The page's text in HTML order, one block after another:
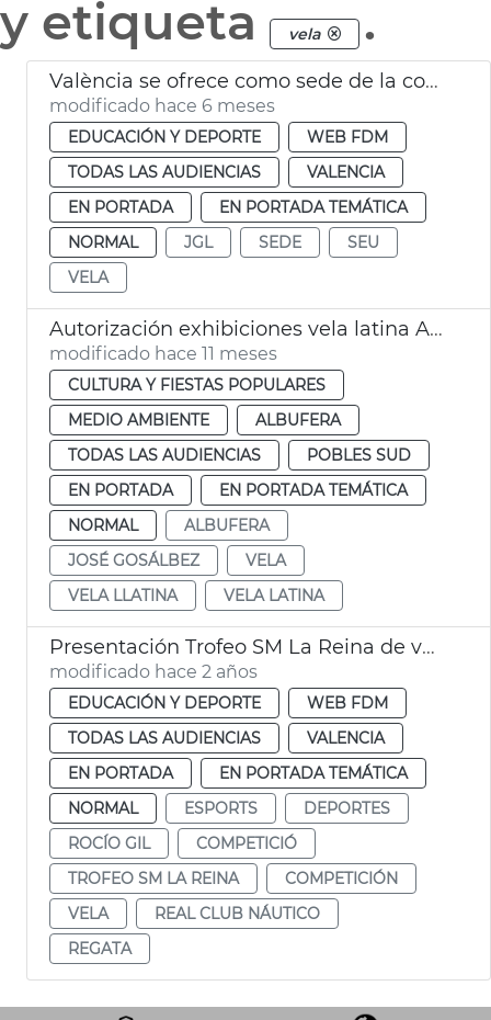
y etiqueta vela .
València se ofrece como sede de la competición internacional de vela SailGP
modificado hace 6 meses
EDUCACIÓN Y DEPORTE
WEB FDM
TODAS LAS AUDIENCIAS
VALENCIA
EN PORTADA
EN PORTADA TEMÁTICA
NORMAL
JGL SEDE
SEU
VELA
Autorización exhibiciones vela latina Albufera València
modificado hace 11 meses
CULTURA Y FIESTAS POPULARES
MEDIO AMBIENTE
ALBUFERA
TODAS LAS AUDIENCIAS
POBLES SUD
EN PORTADA
EN PORTADA TEMÁTICA
NORMAL
ALBUFERA
JOSÉ GOSÁLBEZ
VELA
VELA LLATINA
VELA LATINA
Presentación Trofeo SM La Reina de vela
modificado hace 2 años
EDUCACIÓN Y DEPORTE
WEB FDM
TODAS LAS AUDIENCIAS
VALENCIA
EN PORTADA
EN PORTADA TEMÁTICA
NORMAL
ESPORTS
DEPORTES
ROCÍO GIL
COMPETICIÓ
TROFEO SM LA REINA
COMPETICIÓN
VELA
REAL CLUB NÁUTICO
REGATA